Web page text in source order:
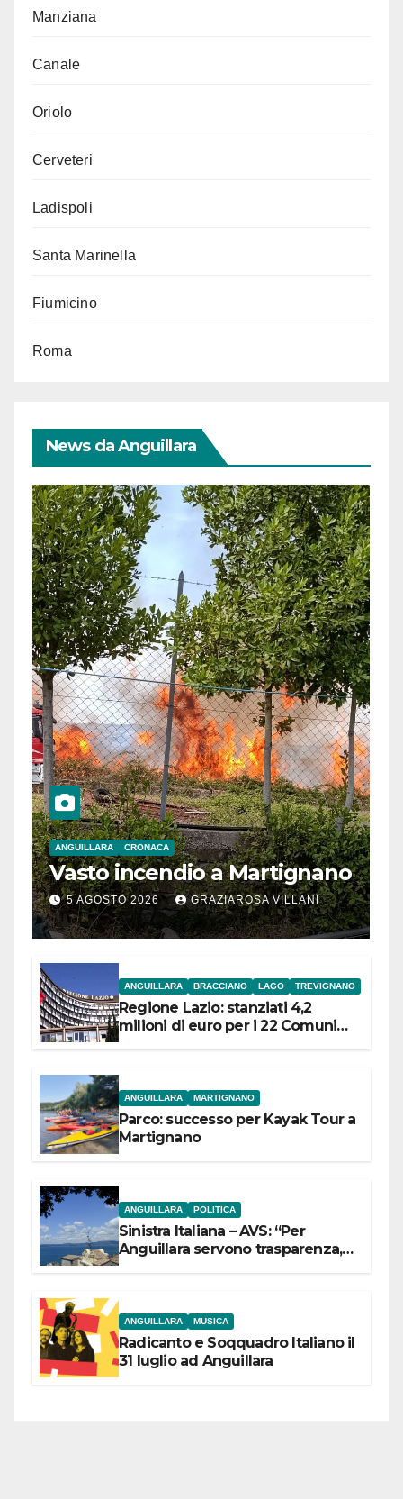
Manziana
Canale
Oriolo
Cerveteri
Ladispoli
Santa Marinella
Fiumicino
Roma
News da Anguillara
ANGUILLARA CRONACA
Vasto incendio a Martignano
5 AGOSTO 2026 GRAZIAROSA VILLANI
ANGUILLARA BRACCIANO LAGO TREVIGNANO
Regione Lazio: stanziati 4,2
milioni di euro per i 22 Comuni
ANGUILLARA MARTIGNANO
Parco: successo per Kayak Tour a
Martignano
ANGUILLARA POLITICA
Sinistra Italiana – AVS: “Per
Anguillara servono trasparenza,
ANGUILLARA MUSICA
Radicanto e Soqquadro Italiano il
31 luglio ad Anguillara